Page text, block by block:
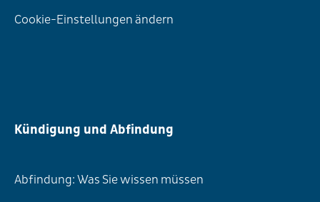
Cookie-Einstellungen ändern
Kündigung und Abfindung
Abfindung: Was Sie wissen müssen